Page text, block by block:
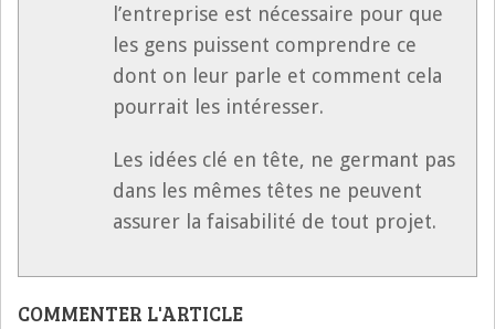
l’entreprise est nécessaire pour que
les gens puissent comprendre ce
dont on leur parle et comment cela
pourrait les intéresser.
Les idées clé en tête, ne germant pas
dans les mêmes têtes ne peuvent
assurer la faisabilité de tout projet.
COMMENTER L'ARTICLE